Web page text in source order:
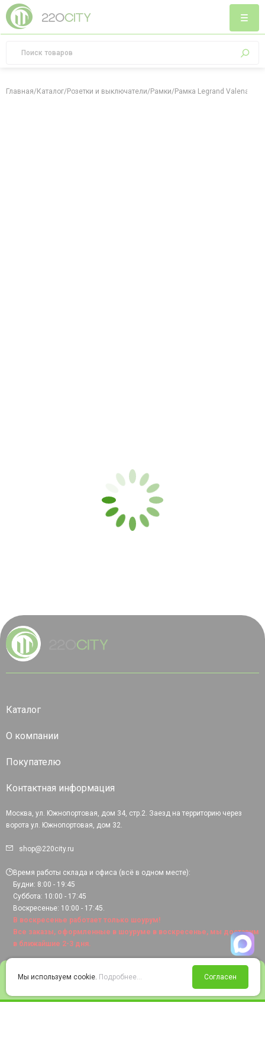
Войти Избранное Корзина
Главная/Каталог/Розетки и выключатели/Рамки/Рамка Legrand Valena
Каталог
О компании
Покупателю
Контактная информация
Москва, ул. Южнопортовая, дом 34, стр.2. Заезд на территорию через
ворота ул. Южнопортовая, дом 32.
shop@220city.ru
Время работы склада и офиса (всё в одном месте):
Будни: 8:00 - 19:45
Суббота: 10:00 - 17:45
Воскресенье: 10:00 - 17:45.
В воскресенье работает только шоурум!
Все заказы, оформленные в шоуруме в воскресенье, мы доставим
в ближайшие 2-3 дня.
Мы используем cookie. Подробнее... Согласен